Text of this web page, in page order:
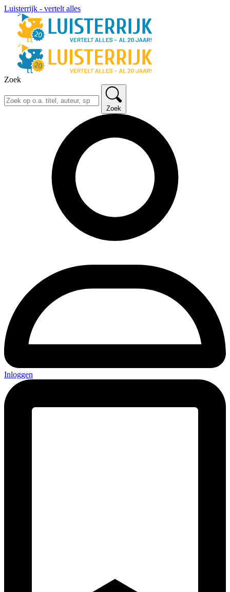
Luisterrijk - vertelt alles
Zoek
Zoek
Inloggen